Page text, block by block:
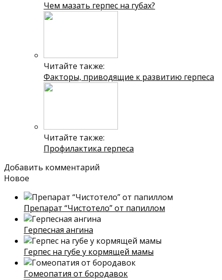
Чем мазать герпес на губах?
Читайте также:
Факторы, приводящие к развитию герпеса
Читайте также:
Профилактика герпеса
Добавить комментарий
Новое
Препарат “Чистотело” от папиллом
Герпесная ангина
Герпес на губе у кормящей мамы
Гомеопатия от бородавок